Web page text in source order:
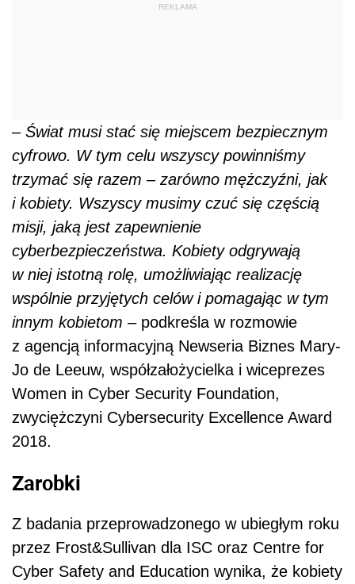
REKLAMA
–Świat musi stać się miejscem bezpiecznym
cyfrowo. W tym celu wszyscy powinniśmy
trzymać się razem – zarówno mężczyźni, jak
i kobiety. Wszyscy musimy czuć się częścią
misji, jaką jest zapewnienie
cyberbezpieczeństwa. Kobiety odgrywają
w niej istotną rolę, umożliwiając realizację
wspólnie przyjętych celów i pomagając w tym
innym kobietom – podkreśla w rozmowie
z agencją informacyjną Newseria Biznes Mary-
Jo de Leeuw, współzałożycielka i wiceprezes
Women in Cyber Security Foundation,
zwyciężczyni Cybersecurity Excellence Award
2018.
Zarobki
Z badania przeprowadzonego w ubiegłym roku
przez Frost&Sullivan dla ISC oraz Centre for
Cyber Safety and Education wynika, że kobiety